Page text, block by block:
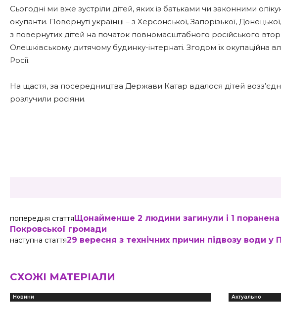
Сьогодні ми вже зустріли дітей, яких із батьками чи законними
окупанти. Повернуті українці – з Херсонської, Запорізької,
з повернутих дітей на початок повномасштабного російського
Олешківському дитячому будинку-інтернаті. Згодом їх окупаційна
Росії.
На щастя, за посередництва Держави Катар вдалося дітей
розлучили росіяни.
попередня статтяЩонайменше 2 людини загинули і 1 поранена
Покровської громади
наступна стаття29 вересня з технічних причин підвозу води у
СХОЖІ МАТЕРІАЛИ
Новини Актуально